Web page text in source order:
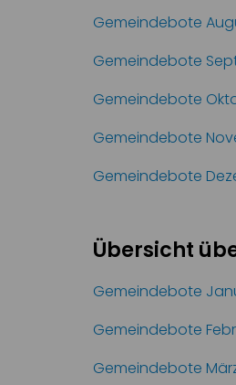
Gemeindebote
Gemeindebote
Gemeindebote
Gemeindebote
Gemeindebote
Übersicht
Gemeindebote
Gemeindebote
Gemeindebote